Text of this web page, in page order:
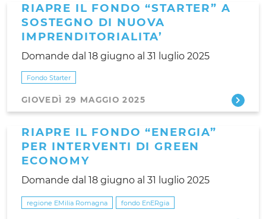
RIAPRE IL FONDO “STARTER” A
SOSTEGNO DI NUOVA
IMPRENDITORIALITA’
Domande dal 18 giugno al 31 luglio 2025
Fondo Starter
GIOVEDÌ 29 MAGGIO 2025
RIAPRE IL FONDO “ENERGIA”
PER INTERVENTI DI GREEN
ECONOMY
Domande dal 18 giugno al 31 luglio 2025
regione EMilia Romagna fondo EnERgia